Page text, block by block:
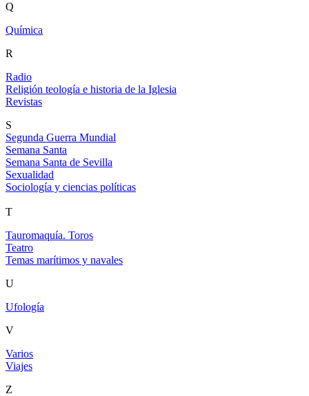
Q
Química
R
Radio
Religión teología e historia de la Iglesia
Revistas
S
Segunda Guerra Mundial
Semana Santa
Semana Santa de Sevilla
Sexualidad
Sociología y ciencias políticas
T
Tauromaquía. Toros
Teatro
Temas marítimos y navales
U
Ufología
V
Varios
Viajes
Z